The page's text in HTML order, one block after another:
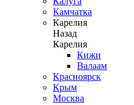
Камчатка
Карелия
Назад
Карелия
Кижи
Валаам
Красноярск
Крым
Москва